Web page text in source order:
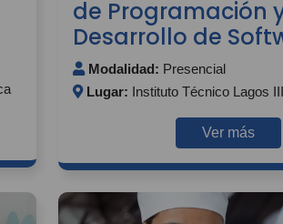
de Programación
Desarrollo de
Modalidad: Presencial
Lugar: Instituto Técnico Lagos
Ver más